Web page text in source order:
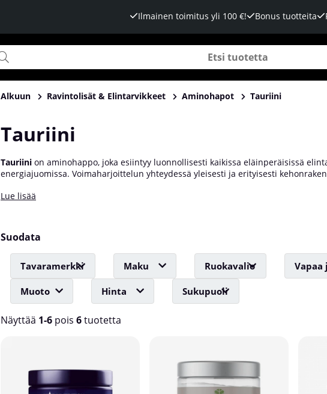
Ilmainen toimitus yli 100 €! Bonus tuotteita
Alkuun Ravintolisät & Elintarvikkeet Aminohapot Tauriini
Tauriini
Tauriini on aminohappo, joka esiintyy luonnollisesti kaikissa eläinperäisissä
energiajuomissa. Voimaharjoittelun yhteydessä yleisesti ja erityisesti
käytetään kuitenkin paitsi ennen treeniä myös yleisesti sen positiivisten
Lue lisää
Suodata
Tavaramerkki Maku Ruokavalio Vapaa
Muoto Hinta Sukupuoli
Näyttää 1-6 pois 6tuotetta